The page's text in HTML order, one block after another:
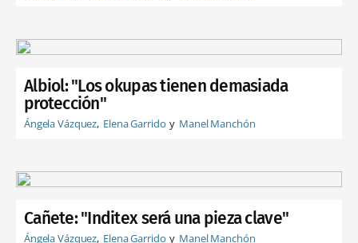
Albiol: "Los okupas tienen demasiada
protección"
Ángela Vázquez Elena Garrido Manel Manchón
Cañete: "Inditex será una pieza clave"
Ángela Vázquez Elena Garrido Manel Manchón